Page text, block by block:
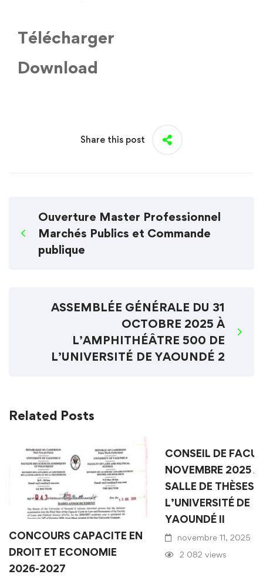
Télécharger
Download
Share this post
Ouverture Master Professionnel
Marchés Publics et Commande
publique
ASSEMBLÉE GÉNÉRALE DU 31
OCTOBRE 2025 À
L’AMPHITHÉÂTRE 500 DE
L’UNIVERSITÉ DE YAOUNDÉ 2
Related Posts
CONCOURS CAPACITE EN
DROIT ET ECONOMIE
2026-2027
CONSEIL DE
NOVEMBRE 2025
SALLE DE THÈSES
L’UNIVERSITÉ DE
YAOUNDÉ II
novembre 11, 2025
2 082 views